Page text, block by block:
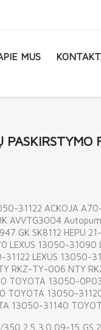
MUS
PASKIRSTYMO
31122 ACKOJA
AVVTG3004
GK SK8112 HEPU
LEXUS 13050-31090
31122 LEXUS 13050-
RKZ-TY-006 NTY
TOYOTA 13050-
TOYOTA 13050-
13050-31140
350 2.5,3.0 09-15,GS